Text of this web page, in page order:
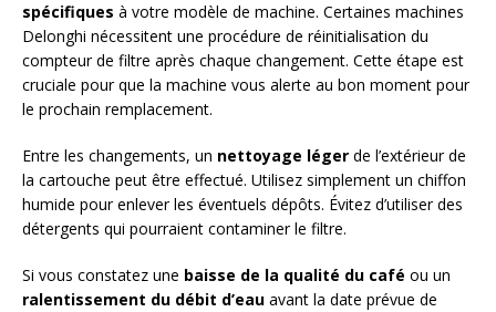
spécifiques à votre modèle de machine. Certaines machines
Delonghi nécessitent une procédure de réinitialisation du
compteur de filtre après chaque changement. Cette étape est
cruciale pour que la machine vous alerte au bon moment pour
le prochain remplacement.
Entre les changements, un nettoyage léger de l’extérieur de
la cartouche peut être effectué. Utilisez simplement un chiffon
humide pour enlever les éventuels dépôts. Évitez d’utiliser des
détergents qui pourraient contaminer le filtre.
Si vous constatez une baisse de la qualité du café ou un
ralentissement du débit d’eau avant la date prévue de